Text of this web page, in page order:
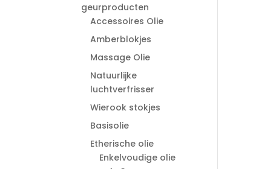
geurproducten
Accessoires Olie
Amberblokjes
Massage Olie
Natuurlijke
luchtverfrisser
Wierook stokjes
Basisolie
Etherische olie
Enkelvoudige olie